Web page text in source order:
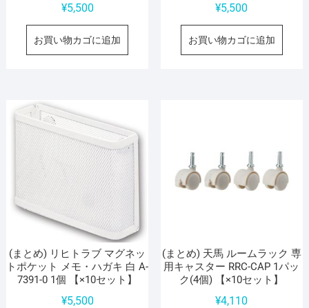
¥5,500
お買い物カゴに追加
¥5,500
お買い物カゴに追加
(まとめ) リヒトラブ マグネッ
トポケット メモ・ハガキ 白 A-
7391-0 1個 【×10セット】
¥5,500
(まとめ) 天馬 ルームラック 専
用キャスター RRC-CAP 1パッ
ク(4個) 【×10セット】
¥4,110